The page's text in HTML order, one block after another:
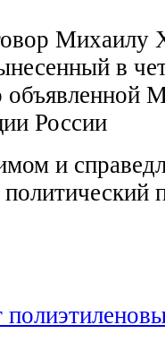
Михаилу
в
объявленной
России
и